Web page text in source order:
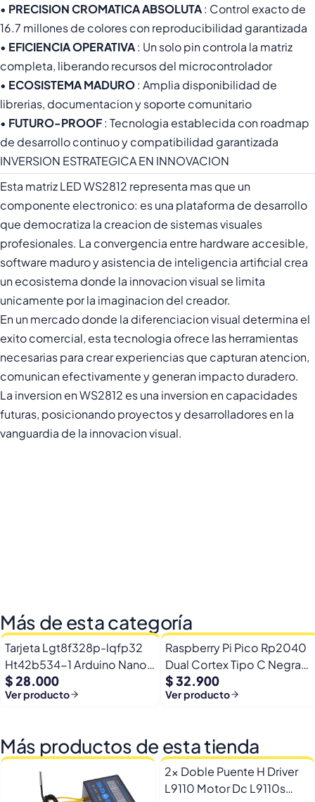
• PRECISION CROMATICA ABSOLUTA: Control exacto de
16.7 millones de colores con reproducibilidad garantizada
• EFICIENCIA OPERATIVA: Un solo pin controla la matriz
completa, liberando recursos del microcontrolador
• ECOSISTEMA MADURO: Amplia disponibilidad de
librerias, documentacion y soporte comunitario
• FUTURO-PROOF: Tecnologia establecida con roadmap
de desarrollo continuo y compatibilidad garantizada
INVERSION ESTRATEGICA EN INNOVACION
Esta matriz LED WS2812 representa mas que un
componente electronico: es una plataforma de desarrollo
que democratiza la creacion de sistemas visuales
profesionales. La convergencia entre hardware accesible,
software maduro y asistencia de inteligencia artificial crea
un ecosistema donde la innovacion visual se limita
unicamente por la imaginacion del creador.
En un mercado donde la diferenciacion visual determina el
exito comercial, esta tecnologia ofrece las herramientas
necesarias para crear experiencias que capturan atencion,
comunican efectivamente y generan impacto duradero.
La inversion en WS2812 es una inversion en capacidades
futuras, posicionando proyectos y desarrolladores en la
vanguardia de la innovacion visual.
Más de esta categoría
Tarjeta Lgt8f328p-lqfp32
Ht42b534-1 Arduino Nano
+ Pines
$ 28.000
Ver producto
Raspberry Pi Pico Rp2040
Dual Cortex Tipo C Negra
16mb + Rgb
$ 32.900
Ver producto
Más productos de esta tienda
2x Doble Puente H Driver
L9110 Motor Dc L9110s